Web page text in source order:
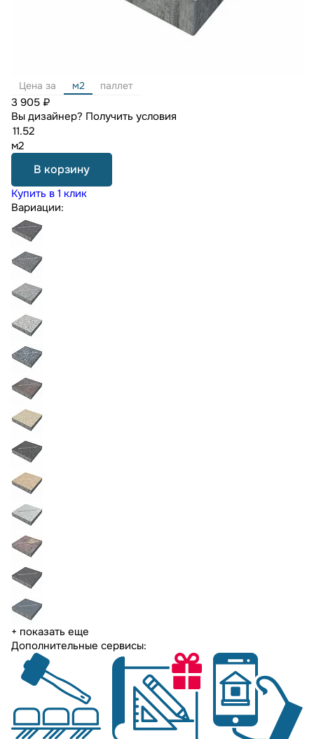
Цена за м2 паллет
3 905 ₽
Вы дизайнер? Получить условия
м2
В корзину
Купить в 1 клик
Вариации:
+ показать еще
Дополнительные сервисы: